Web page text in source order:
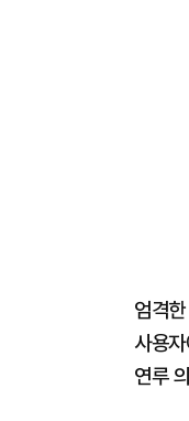
엄격
사용
연루